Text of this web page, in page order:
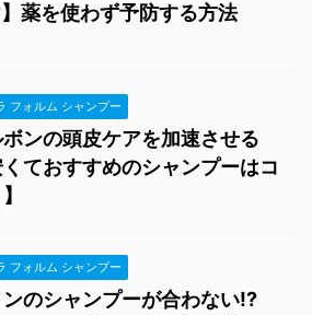
薬を使わず予防する方法
フォルム シャンプー
ボンの頭皮ケアを加速させる
くておすすめのシャンプーはコ
フォルム シャンプー
ンのシャンプーが合わない!?